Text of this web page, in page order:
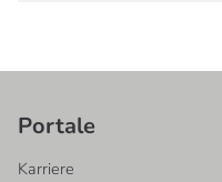
Portale
Karriere